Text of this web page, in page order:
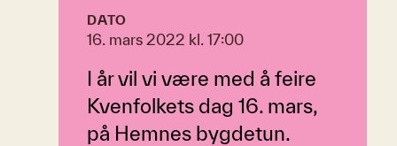
DATO
16. mars 2022 kl. 17:00
I år vil vi være med å feire
Kvenfolkets dag 16. mars,
på Hemnes bygdetun.